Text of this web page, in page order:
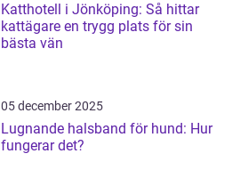
Katthotell i Jönköping: Så hittar
kattägare en trygg plats för sin
bästa vän
05 december 2025
Lugnande halsband för hund: Hur
fungerar det?